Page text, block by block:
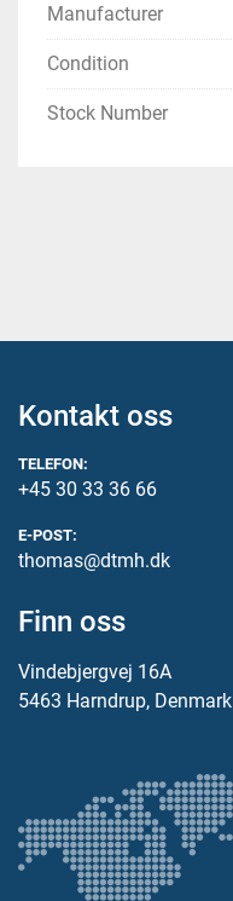
Manufacturer
Condition
Stock Number
Kontakt oss
TELEFON:
+45 30 33 36 66
E-POST:
thomas@dtmh.dk
Finn oss
Vindebjergvej 16A
5463 Harndrup, Denmark